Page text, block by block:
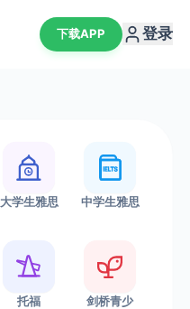
下载APP 登录
大学生雅思 中学生雅思
托福 剑桥青少